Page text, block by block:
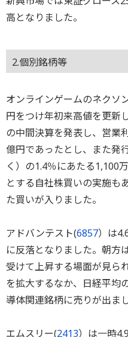
高となりました。
2.個別銘柄等
オンラインゲームのネクソ
円をつけ年初来高値を更新
の中間決算を発表し、営業
億円であったとし、また発
く）の1.4％にあたる1,100
とする自社株買いの実施も
た買いが入りました。
アドバンテスト(6857）は
に反落となりました。朝方
受けて上昇する場面が見ら
を拡大するなか、日経平均
導体関連銘柄に売りが出まし
エムスリー(2413）は一時